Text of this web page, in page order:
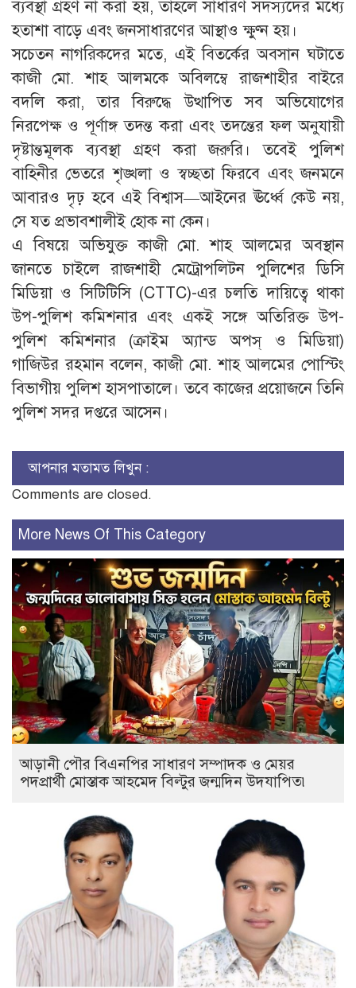
ব্যবস্থা গ্রহণ না করা হয়, তাহলে সাধারণ সদস্যদের মধ্যে
হতাশা বাড়ে এবং জনসাধারণের আস্থাও ক্ষুণ্ন হয়।
সচেতন নাগরিকদের মতে, এই বিতর্কের অবসান ঘটাতে
কাজী মো. শাহ আলমকে অবিলম্বে রাজশাহীর বাইরে
বদলি করা, তার বিরুদ্ধে উত্থাপিত সব অভিযোগের
নিরপেক্ষ ও পূর্ণাঙ্গ তদন্ত করা এবং তদন্তের ফল অনুযায়ী
দৃষ্টান্তমূলক ব্যবস্থা গ্রহণ করা জরুরি। তবেই পুলিশ
বাহিনীর ভেতরে শৃঙ্খলা ও স্বচ্ছতা ফিরবে এবং জনমনে
আবারও দৃঢ় হবে এই বিশ্বাস—আইনের ঊর্ধ্বে কেউ নয়,
সে যত প্রভাবশালীই হোক না কেন।
এ বিষয়ে অভিযুক্ত কাজী মো. শাহ আলমের অবস্থান
জানতে চাইলে রাজশাহী মেট্রোপলিটন পুলিশের ডিসি
মিডিয়া ও সিটিটিসি (CTTC)-এর চলতি দায়িত্বে থাকা
উপ-পুলিশ কমিশনার এবং একই সঙ্গে অতিরিক্ত উপ-
পুলিশ কমিশনার (ক্রাইম অ্যান্ড অপস্ ও মিডিয়া)
গাজিউর রহমান বলেন, কাজী মো. শাহ আলমের পোস্টিং
বিভাগীয় পুলিশ হাসপাতালে। তবে কাজের প্রয়োজনে তিনি
পুলিশ সদর দপ্তরে আসেন।
আপনার মতামত লিখুন :
Comments are closed.
More News Of This Category
আড়ানী পৌর বিএনপির সাধারণ সম্পাদক ও মেয়র
পদপ্রার্থী মোস্তাক আহমেদ বিল্টুর জন্মদিন উদযাপিত৷